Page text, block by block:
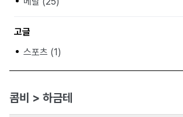
고글
스포츠 (1)
콤비 > 하금테